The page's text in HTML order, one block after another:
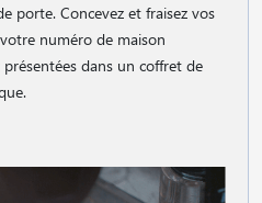
porte. Concevez et fraisez vos
numéro de maison
dans un coffret de